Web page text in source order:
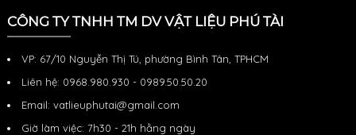
CÔNG TY TNHH TM DV VẬT LIỆU PHÚ TÀI
VP: 67/10 Nguyễn Thị Tú, phường Bình Tân, TPHCM
Liên hệ: 0968.980.930 - 0989.50.50.20
Email: vatlieuphutai@gmail.com
Giờ làm việc: 7h30 - 21h hằng ngày